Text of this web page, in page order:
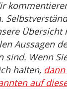
Übersicht
Aussagen
sind. Wenn
halten,
auf